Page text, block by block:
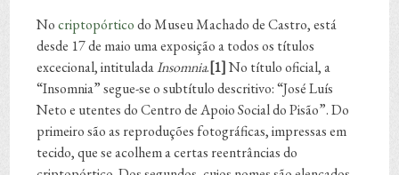
Nocriptopórticodo Museu Machado de Castro, está
desde 17 de maio uma exposição a todos os títulos
excecional, intituladaInsomnia.[1]No título oficial, a
“Insomnia” segue-se o subtítulo descritivo: “José Luís
Neto e utentes do Centro de Apoio Social do Pisão”. Do
primeiro são as reproduções fotográficas, impressas em
tecido, que se acolhem a certas reentrâncias do